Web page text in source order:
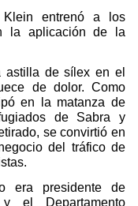
entrenó a los
la aplicación de la
astilla de sílex en el
de dolor. Como
en la matanza de
de Sabra y
se convirtió en
del tráfico de
era presidente de
y el Departamento